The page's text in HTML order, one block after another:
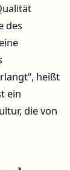
des
heißt
ein
die von